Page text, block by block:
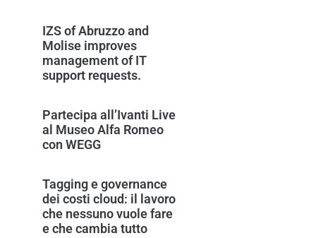
IZS of Abruzzo and
Molise improves
management of IT
support requests.
Partecipa all’Ivanti Live
al Museo Alfa Romeo
con WEGG
Tagging e governance
dei costi cloud: il lavoro
che nessuno vuole fare
e che cambia tutto